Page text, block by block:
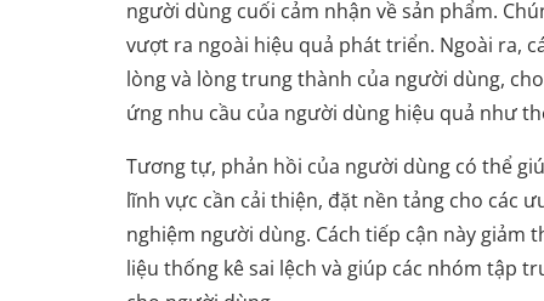
người dùng cuối cảm nhận về sản phẩm.
vượt ra ngoài hiệu quả phát triển. Ngoài ra,
lòng và lòng trung thành của người dùng,
ứng nhu cầu của người dùng hiệu quả như
Tương tự, phản hồi của người dùng có thể
lĩnh vực cần cải thiện, đặt nền tảng cho các
nghiệm người dùng. Cách tiếp cận này giảm
liệu thống kê sai lệch và giúp các nhóm tập